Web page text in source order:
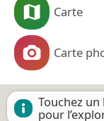
Carte
Carte
Touchez un
pour